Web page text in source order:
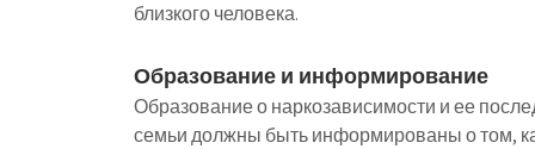
близкого человека.
Образование и информирование
Образование о наркозависимости и ее
семьи должны быть информированы о том,